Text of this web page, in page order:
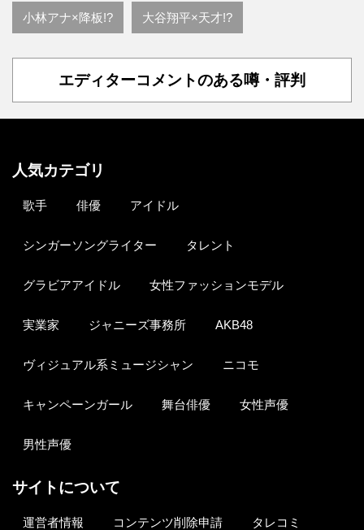
小林アナ×降板!? 大谷翔平×天才!?
エディターコメントのある噂・評判
人気カテゴリ
歌手 俳優 アイドル
シンガーソングライター タレント
グラビアアイドル 女性ファッションモデル
実業家 ジャニーズ事務所 AKB48
ヴィジュアル系ミュージシャン ニコモ
キャンペーンガール 舞台俳優 女性声優
男性声優
サイトについて
運営者情報 コンテンツ削除申請 タレコミ